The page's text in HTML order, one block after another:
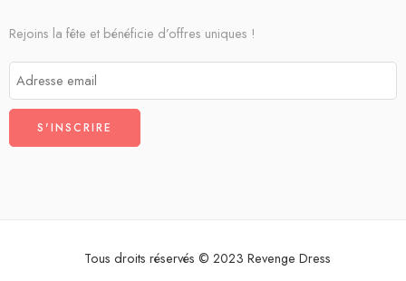
Rejoins la fête et bénéficie d’offres uniques !
Tous droits réservés © 2023 Revenge Dress